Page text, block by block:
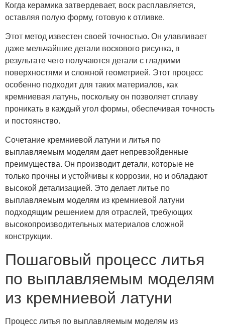
Когда керамика затвердевает, воск расплавляется,
оставляя полую форму, готовую к отливке.
Этот метод известен своей точностью. Он улавливает
даже мельчайшие детали воскового рисунка, в
результате чего получаются детали с гладкими
поверхностями и сложной геометрией. Этот процесс
особенно подходит для таких материалов, как
кремниевая латунь, поскольку он позволяет сплаву
проникать в каждый угол формы, обеспечивая точность
и постоянство.
Сочетание кремниевой латуни и литья по
выплавляемым моделям дает непревзойденные
преимущества. Он производит детали, которые не
только прочны и устойчивы к коррозии, но и обладают
высокой детализацией. Это делает литье по
выплавляемым моделям из кремниевой латуни
подходящим решением для отраслей, требующих
высокопроизводительных материалов сложной
конструкции.
Пошаговый процесс литья
по выплавляемым моделям
из кремниевой латуни
Процесс литья по выплавляемым моделям из